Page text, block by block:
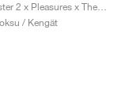
Cloudmonster 2 x Pleasures x The Loop Running Supply "Mist & Olive"
/ Kengät